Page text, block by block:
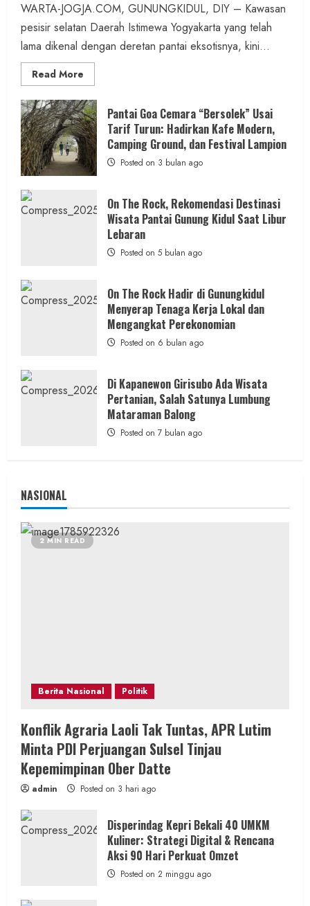
admin Posted on 13 jam ago
Berita Daerah Kesehatan
ASI Lancar, Ibu Tenang: RSUD Wonosari dan
Puskesmas Wonosari II Sediakan
Pendampingan Lengkap
Berita Peristiwa
Warga Bangunharjo Amankan Pria
Posted on 16 jam ago
WARTA-JOGJA.COM, GUNUNGKIDUL, DIY – Kawasan
pesisir selatan Daerah Istimewa Yogyakarta yang telah
lama dikenal dengan deretan pantai eksotisnya, kini...
Read More
more
ON
THE
ROCK
Gunungkidul
Hadirkan
Konsep
Baru,
Padukan
Keindahan
Wisata
Kekinian
Pantai Goa Cemara “Bersolek” Usai
Tarif Turun: Hadirkan Kafe Modern,
Camping Ground, dan Festival Lampion
Posted on 3 bulan ago
On The Rock, Rekomendasi Destinasi
Wisata Pantai Gunung Kidul Saat Libur
Lebaran
Posted on 5 bulan ago
On The Rock Hadir di Gunungkidul
Menyerap Tenaga Kerja Lokal dan
Mengangkat Perekonomian
Posted on 6 bulan ago
Di Kapanewon Girisubo Ada Wisata
Pertanian, Salah Satunya Lumbung
Mataraman Balong
Posted on 7 bulan ago
NASIONAL
2 MIN READ
Berita Nasional Politik
Konflik Agraria Laoli Tak Tuntas, APR Lutim
Minta PDI Perjuangan Sulsel Tinjau
Kepemimpinan Ober Datte
admin Posted on 3 hari ago
Disperindag Kepri Bekali 40 UMKM
Kuliner: Strategi Digital & Rencana
Aksi 90 Hari Perkuat Omzet
Posted on 2 minggu ago